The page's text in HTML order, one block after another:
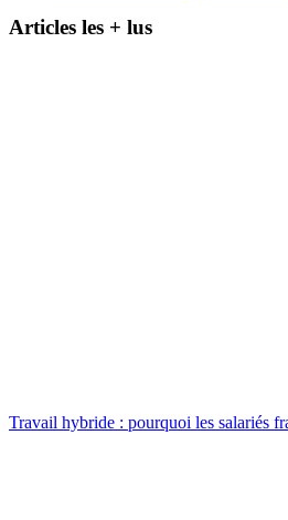
Articles les + lus
Travail hybride : pourquoi les salariés